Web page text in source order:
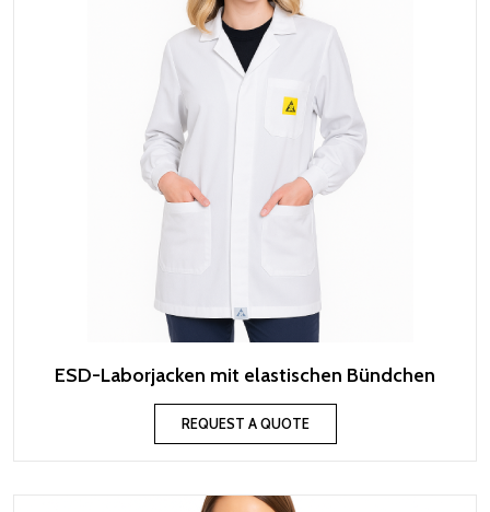
ESD-Laborjacken mit elastischen Bündchen
REQUEST A QUOTE